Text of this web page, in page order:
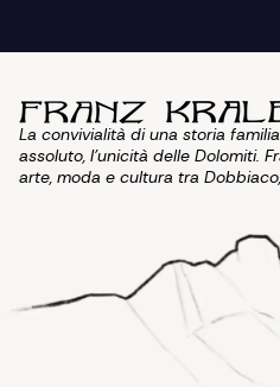
La convivialità di una storia
assoluto, l'unicità delle Dolomiti.
arte, moda e cultura tra